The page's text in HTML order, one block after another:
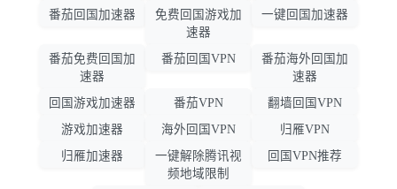
番茄回国加速器
免费回国游戏加
速器
一键回国加速器
番茄免费回国加
速器
番茄回国VPN
番茄海外回国加
速器
回国游戏加速器
番茄VPN
翻墙回国VPN
游戏加速器
海外回国VPN
归雁VPN
归雁加速器
一键解除腾讯视
频地域限制
回国VPN推荐